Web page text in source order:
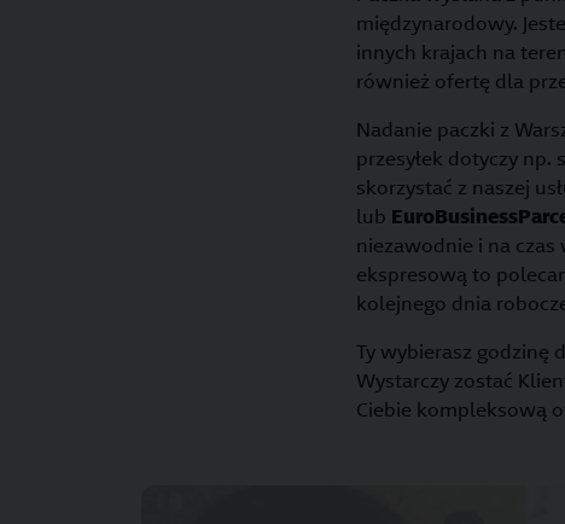
międzynarodowy.
innych krajach na
również ofertę dla
Nadanie paczki z
przesyłek dotyczy
skorzystać z naszej
lub
niezawodnie i na czas
ekspresową to
kolejnego dnia
Ty wybierasz godzinę
Wystarczy zostać
Ciebie kompleksową